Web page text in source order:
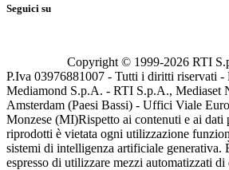
Seguici su
Copyright © 1999-2026 RTI
P.Iva 03976881007 - Tutti i diritti riservati -
Mediamond S.p.A. - RTI S.p.A., Mediaset
Amsterdam (Paesi Bassi) - Uffici Viale
Monzese (MI)Rispetto ai contenuti e ai dati
riprodotti è vietata ogni utilizzazione
sistemi di intelligenza artificiale generativa.
espresso di utilizzare mezzi automatizzati di